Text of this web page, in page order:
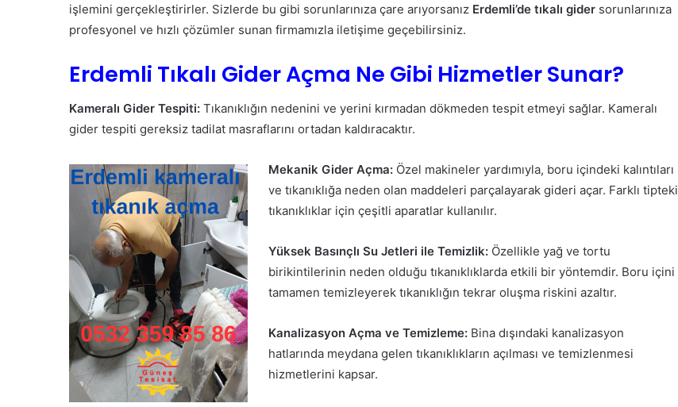
işlemini gerçekleştirirler. Sizlerde bu gibi sorunlarınıza çare arıyorsanız Erdemli’de tıkalı gider sorunlarınıza
profesyonel ve hızlı çözümler sunan firmamızla iletişime geçebilirsiniz.
Erdemli Tıkalı Gider Açma Ne Gibi Hizmetler Sunar?
Kameralı Gider Tespiti: Tıkanıklığın nedenini ve yerini kırmadan dökmeden tespit etmeyi sağlar. Kameralı
gider tespiti gereksiz tadilat masraflarını ortadan kaldıracaktır.
Mekanik Gider Açma: Özel makineler yardımıyla, boru içindeki kalıntıları
ve tıkanıklığa neden olan maddeleri parçalayarak gideri açar. Farklı tipteki
tıkanıklıklar için çeşitli aparatlar kullanılır.
Yüksek Basınçlı Su Jetleri ile Temizlik: Özellikle yağ ve tortu
birikintilerinin neden olduğu tıkanıklıklarda etkili bir yöntemdir. Boru içini
tamamen temizleyerek tıkanıklığın tekrar oluşma riskini azaltır.
Kanalizasyon Açma ve Temizleme: Bina dışındaki kanalizasyon
hatlarında meydana gelen tıkanıklıkların açılması ve temizlenmesi
hizmetlerini kapsar.